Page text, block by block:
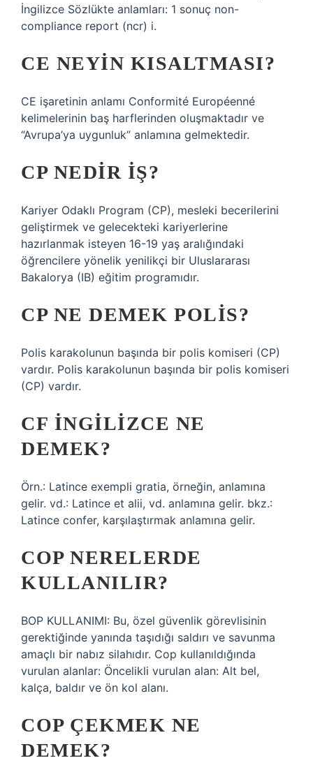
İngilizce Sözlükte anlamları: 1 sonuç non-
compliance report (ncr) i.
CE NEYIN KISALTMASI?
CE işaretinin anlamı Conformité Européenné
kelimelerinin baş harflerinden oluşmaktadır ve
“Avrupa’ya uygunluk” anlamına gelmektedir.
CP NEDIR IŞ?
Kariyer Odaklı Program (CP), mesleki becerilerini
geliştirmek ve gelecekteki kariyerlerine
hazırlanmak isteyen 16-19 yaş aralığındaki
öğrencilere yönelik yenilikçi bir Uluslararası
Bakalorya (IB) eğitim programıdır.
CP NE DEMEK POLIS?
Polis karakolunun başında bir polis komiseri (CP)
vardır. Polis karakolunun başında bir polis komiseri
(CP) vardır.
CF INGILIZCE NE
DEMEK?
Örn.: Latince exempli gratia, örneğin, anlamına
gelir. vd.: Latince et alii, vd. anlamına gelir. bkz.:
Latince confer, karşılaştırmak anlamına gelir.
COP NERELERDE
KULLANILIR?
BOP KULLANIMI: Bu, özel güvenlik görevlisinin
gerektiğinde yanında taşıdığı saldırı ve savunma
amaçlı bir nabız silahıdır. Cop kullanıldığında
vurulan alanlar: Öncelikli vurulan alan: Alt bel,
kalça, baldır ve ön kol alanı.
COP ÇEKMEK NE
DEMEK?